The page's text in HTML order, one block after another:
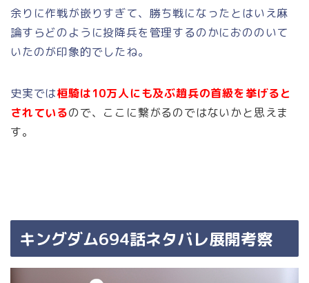
余りに作戦が嵌りすぎて、勝ち戦になったとはいえ麻
論すらどのように投降兵を管理するのかにおののいて
いたのが印象的でしたね。
史実では桓騎は10万人にも及ぶ趙兵の首級を挙げると
されているので、ここに繋がるのではないかと思えま
す。
キングダム694話ネタバレ展開考察